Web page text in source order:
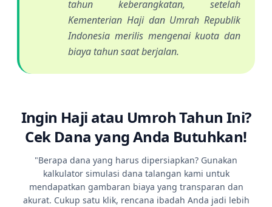
tahun keberangkatan, setelah
Kementerian Haji dan Umrah Republik
Indonesia merilis mengenai kuota dan
biaya tahun saat berjalan.
Ingin Haji atau Umroh Tahun Ini?
Cek Dana yang Anda Butuhkan!
"Berapa dana yang harus dipersiapkan? Gunakan
kalkulator simulasi dana talangan kami untuk
mendapatkan gambaran biaya yang transparan dan
akurat. Cukup satu klik, rencana ibadah Anda jadi lebih